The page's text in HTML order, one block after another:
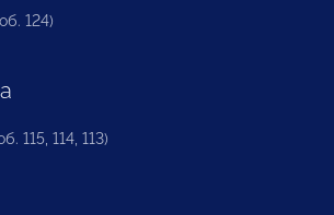
124)
115, 114, 113)